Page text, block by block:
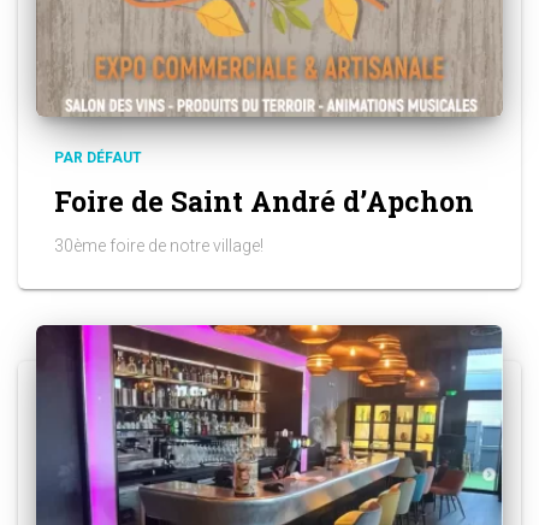
PAR DÉFAUT
Foire de Saint André d’Apchon
30ème foire de notre village!